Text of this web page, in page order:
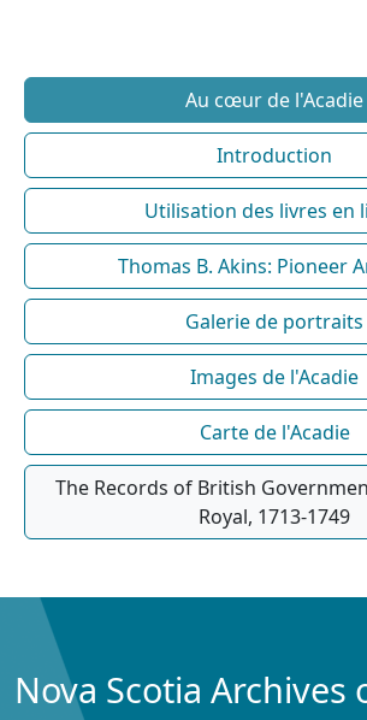
Au cœur de l'Acadie
Introduction
Utilisation des livres en
Thomas B. Akins: Pioneer
Galerie de portraits
Images de l'Acadie
Carte de l'Acadie
The Records of British
Royal, 1713-1749
Nova Scotia Archives